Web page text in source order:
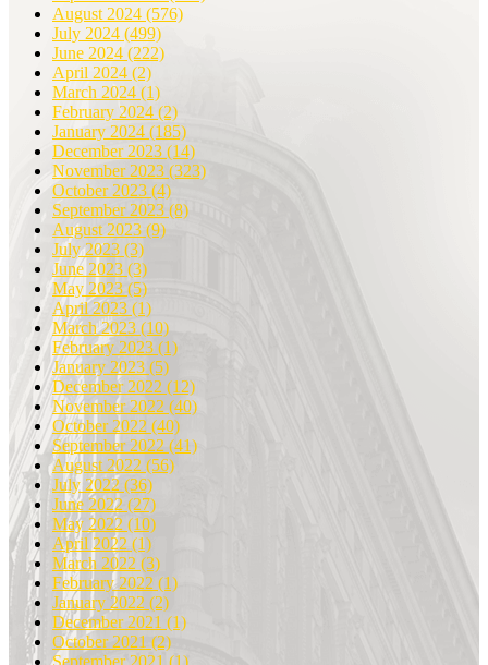
August 2024 (576)
July 2024 (499)
June 2024 (222)
April 2024 (2)
March 2024 (1)
February 2024 (2)
January 2024 (185)
December 2023 (14)
November 2023 (323)
October 2023 (4)
September 2023 (8)
August 2023 (9)
July 2023 (3)
June 2023 (3)
May 2023 (5)
April 2023 (1)
March 2023 (10)
February 2023 (1)
January 2023 (5)
December 2022 (12)
November 2022 (40)
October 2022 (40)
September 2022 (41)
August 2022 (56)
July 2022 (36)
June 2022 (27)
May 2022 (10)
April 2022 (1)
March 2022 (3)
February 2022 (1)
January 2022 (2)
December 2021 (1)
October 2021 (2)
September 2021 (1)